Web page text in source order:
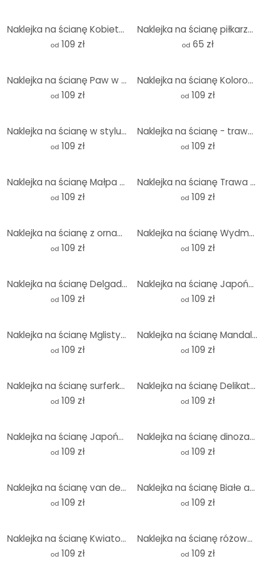
Naklejka na ścianę Kobieta z kolorową koroną z kwiatów - Hülya - Okrągła
od 109 zł
Naklejka na ścianę piłkarza FC Bayern Luisa Diaza 2025/26
od 65 zł
Naklejka na ścianę Paw w tropikalnym ogrodzie na mozaice - Bloomery Decor - Okrągła
od 109 zł
Naklejka na ścianę Kolorowa nadmorska wioska latem - Bonne Müller - Okrągła
od 109 zł
Naklejka na ścianę w stylu vintage z kwiatami na łące - Lola Peacock - Okrągła
od 109 zł
Naklejka na ścianę - trawa wydmowa - okrągła
od 109 zł
Naklejka na ścianę Małpa DJ ze słuchawkami - Magnusson - Okrągła
od 109 zł
Naklejka na ścianę Trawa wydmowa w wieczornym słońcu - Treechild - Okrągła
od 109 zł
Naklejka na ścianę z ornamentem boho o wyglądzie lnu - Bloomery Decor - Okrągła
od 109 zł
Naklejka na ścianę Wydmy na holenderskim wybrzeżu - Zwart - okrągła
od 109 zł
Naklejka na ścianę Delgado - Lśniące mlecze - Okrągła
od 109 zł
Naklejka na ścianę Japońska pagoda z kwiatami wiśni - Jaszke - Okrągła
od 109 zł
Naklejka na ścianę Mglisty las - okrągła
od 109 zł
Naklejka na ścianę Mandala Boho złoto-zielona - Bloomery Decor - Okrągła
od 109 zł
Naklejka na ścianę surferka o zachodzie słońca - Rivers - Round
od 109 zł
Naklejka na ścianę Delikatne kontury kobiety - Line Art - Tunaboylu - Okrągła
od 109 zł
Naklejka na ścianę Japońska świątynia o wschodzie słońca - Roze - Okrągła
od 109 zł
Naklejka na ścianę dinozaura T-Rex: Dzikie oblicze prehistorii - Jaszke - Round
od 109 zł
Naklejka na ścianę van den Helm - Highlander - okrągła
od 109 zł
Naklejka na ścianę Białe abstrakcyjne drzewo życia - Grande - Okrągła
od 109 zł
Naklejka na ścianę Kwiatowy blask w ciepłych pastelowych odcieniach | Vintage kwiaty - Paksoylu - Ok
od 109 zł
Naklejka na ścianę różowa piwonia - Haase - okrągła
od 109 zł